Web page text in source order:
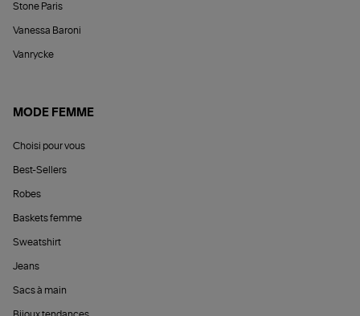
Stone Paris
Vanessa Baroni
Vanrycke
MODE FEMME
Choisi pour vous
Best-Sellers
Robes
Baskets femme
Sweatshirt
Jeans
Sacs à main